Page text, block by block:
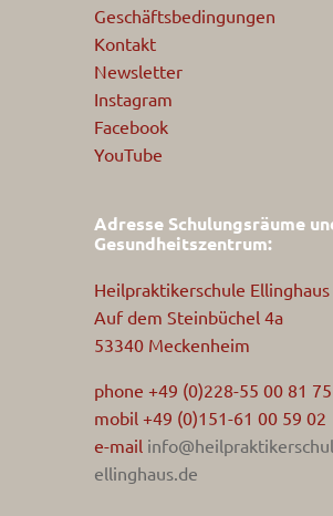
Geschäftsbedingungen
Kontakt
Newsletter
Instagram
Facebook
YouTube
Adresse Schulungsräume
Gesundheitszentrum:
Heilpraktikerschule Ellinghaus
Auf dem Steinbüchel 4a
53340 Meckenheim
phone +49 (0)228-55 00 81 75
mobil +49 (0)151-61 00 59 02
e-mail
ellinghaus.de